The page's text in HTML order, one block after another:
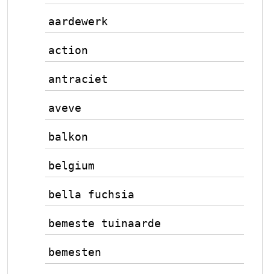
aardewerk
action
antraciet
aveve
balkon
belgium
bella fuchsia
bemeste tuinaarde
bemesten